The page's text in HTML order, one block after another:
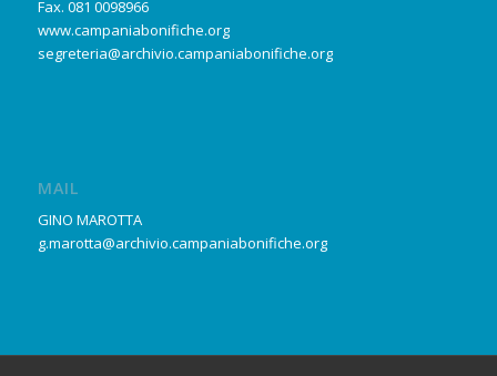
Fax. 081 0098966
www.campaniabonifiche.org
segreteria@archivio.campaniabonifiche.org
MAIL
GINO MAROTTA
g.marotta@archivio.campaniabonifiche.org